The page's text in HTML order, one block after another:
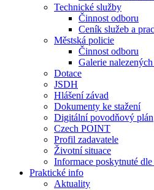
Technické služby
Činnost odboru
Ceník služeb a
Městská policie
Činnost odboru
Galerie nalezených
Dotace
JSDH
Hlášení závad
Dokumenty ke stažení
Digitální povodňový plán
Czech POINT
Profil zadavatele
Životní situace
Informace poskytnuté dle
Praktické info
Aktuality